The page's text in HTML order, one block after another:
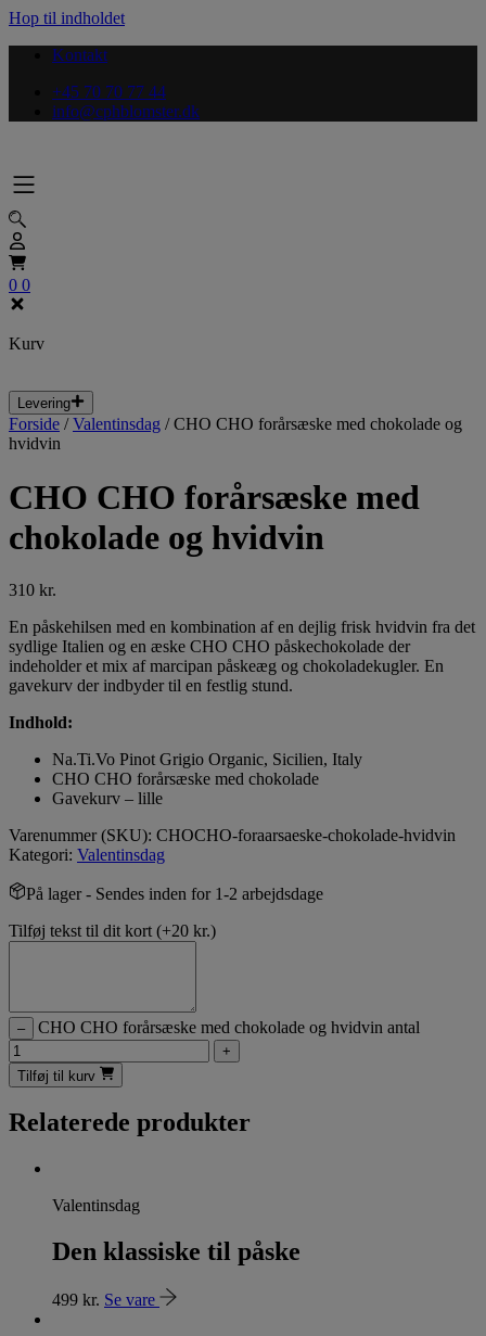
Hop til indholdet
Kontakt
+45 70 70 77 44
info@cphblomster.dk
0 0
Kurv
Levering
Forside /Valentinsdag /CHO CHO forårsæske med chokolade og
hvidvin
CHO CHO forårsæske med
chokolade og hvidvin
310 kr.
En påskehilsen med en kombination af en dejlig frisk hvidvin fra det
sydlige Italien og en æske CHO CHO påskechokolade der
indeholder et mix af marcipan påskeæg og chokoladekugler. En
gavekurv der indbyder til en festlig stund.
Indhold:
Na.Ti.Vo Pinot Grigio Organic, Sicilien, Italy
CHO CHO forårsæske med chokolade
Gavekurv – lille
Varenummer (SKU): CHOCHO-foraarsaeske-chokolade-hvidvin
Kategori: Valentinsdag
På lager - Sendes inden for 1-2 arbejdsdage
Tilføj tekst til dit kort (+20 kr.)
– CHO CHO forårsæske med chokolade og hvidvin antal
+
Tilføj til kurv
Relaterede produkter
Valentinsdag
Den klassiske til påske
499 kr. Se vare